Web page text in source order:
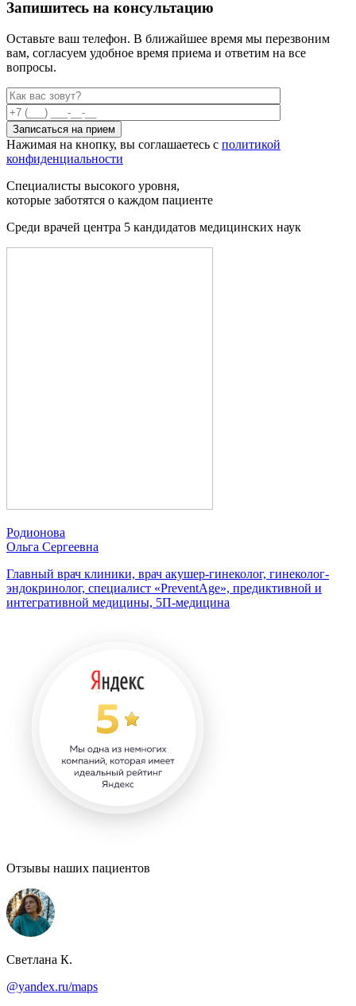
Запишитесь на консультацию
Оставьте ваш телефон. В ближайшее время мы перезвоним
вам, согласуем удобное время приема и ответим на все
вопросы.
Нажимая на кнопку, вы соглашаетесь с политикой
конфиденциальности
Специалисты высокого уровня,
которые заботятся о каждом пациенте
Среди врачей центра 5 кандидатов медицинских наук
Родионова
Ольга Сергеевна
Главный врач клиники, врач акушер-гинеколог, гинеколог-
эндокринолог, специалист «PreventAge», предиктивной и
интегративной медицины, 5П-медицина
Отзывы наших пациентов
Светлана К.
@yandex.ru/maps